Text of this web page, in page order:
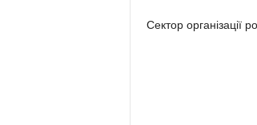
Cектор організації